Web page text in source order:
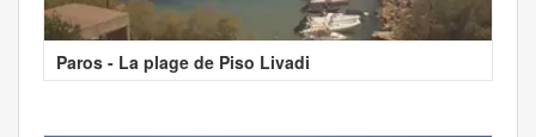
Paros - La plage de Piso Livadi